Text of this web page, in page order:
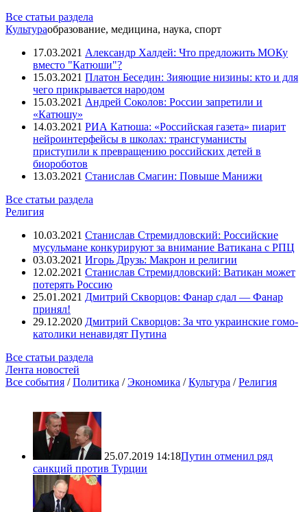
Все статьи раздела
Культураобразование, медицина, наука, спорт
17.03.2021 Александр Халдей: Что предложить МОКу
вместо "Катюши"?
15.03.2021 Платон Беседин: Зияющие низины: кто и для
чего прикрывается народом
15.03.2021 Андрей Соколов: России запретили и
«Катюшу»
14.03.2021 РИА Катюша: «Российская газета» пиарит
нейроинтерфейсы в школах: трансгуманисты
приступили к превращению российских детей в
биороботов
13.03.2021 Станислав Смагин: Повыше Манижи
Все статьи раздела
Религия
10.03.2021 Станислав Стремидловский: Российские
мусульмане конкурируют за внимание Ватикана с РПЦ
03.03.2021 Игорь Друзь: Макрон и религии
12.02.2021 Станислав Стремидловский: Ватикан может
потерять Россию
25.01.2021 Дмитрий Скворцов: Фанар сдал — Фанар
принял!
29.12.2020 Дмитрий Скворцов: За что украинские гомо-
католики ненавидят Путина
Все статьи раздела
Лента новостей
Все события /Политика /Экономика /Культура /Религия
25.07.2019 14:18Путин отменил ряд
санкций против Турции